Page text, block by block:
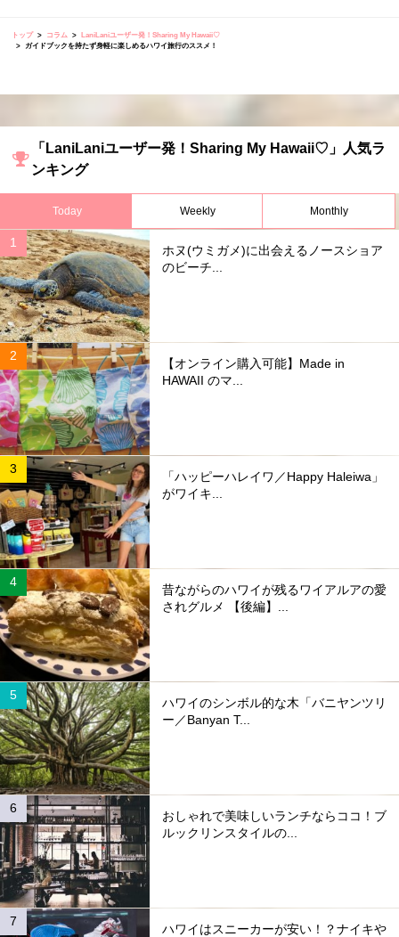
トップ コラム
LaniLaniユーザー発！Sharing My Hawaii♡
ガイドブックを持たず身軽に楽しめるハワイ旅行のススメ！
「LaniLaniユーザー発！Sharing My Hawaii♡」人気ラ
ンキング
Today Weekly Monthly
ホヌ(ウミガメ)に出会えるノースショア
のビーチ...
【オンライン購入可能】Made in
HAWAII のマ...
「ハッピーハレイワ／Happy Haleiwa」
がワイキ...
昔ながらのハワイが残るワイアルアの愛
されグルメ 【後編】...
ハワイのシンボル的な木「バニヤンツリ
ー／Banyan T...
おしゃれで美味しいランチならココ！ブ
ルックリンスタイルの...
ハワイはスニーカーが安い！？ナイキや